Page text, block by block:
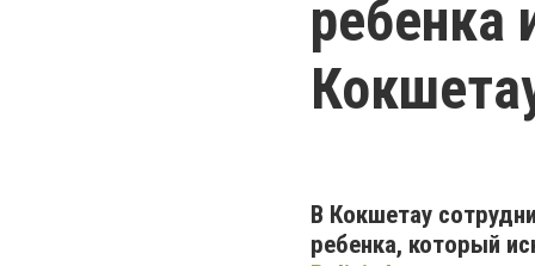
ребенка
В Кокшетау
ребенка, который